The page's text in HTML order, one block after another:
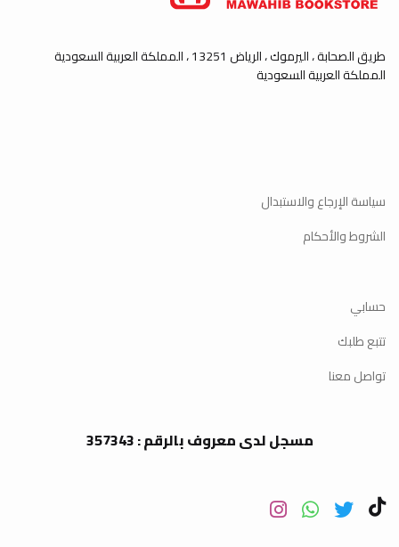
طريق الصحابة ، اليرموك ، الرياض 13251 ، المملكة العربية السعودية
المملكة العربية السعودية
سياسة الإرجاع والاستبدال
الشروط والأحكام
حسابي
تتبع طلبك
تواصل معنا
مسجل لدى معروف بالرقم : 357343